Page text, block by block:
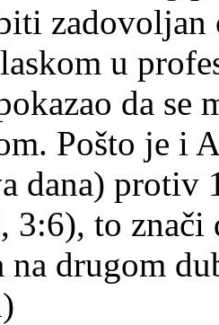
u
da se
Pošto je i
dana) protiv
3:6), to znači
na drugom